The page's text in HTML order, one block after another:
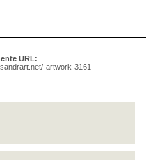
URL:
artwork-3161